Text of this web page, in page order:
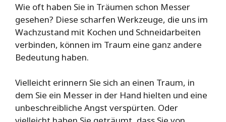
Wie oft haben Sie in Träumen schon Messer
gesehen? Diese scharfen Werkzeuge, die uns im
Wachzustand mit Kochen und Schneidarbeiten
verbinden, können im Traum eine ganz andere
Bedeutung haben.
Vielleicht erinnern Sie sich an einen Traum, in
dem Sie ein Messer in der Hand hielten und eine
unbeschreibliche Angst verspürten. Oder